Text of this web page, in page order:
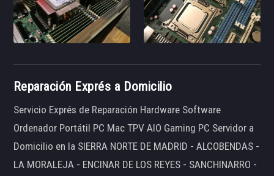
Reparación Exprés a Domicilio
Servicio Exprés de Reparación Hardware Software
Ordenador Portátil PC Mac TPV AIO Gaming PC Servidor a
Domicilio en la SIERRA NORTE DE MADRID - ALCOBENDAS -
LA MORALEJA - ENCINAR DE LOS REYES - SANCHINARRO -